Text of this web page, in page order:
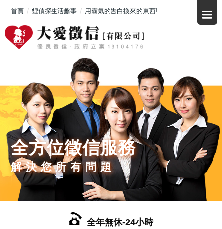
全方位徵信服務
解決您所有問題
全年無休-24小時
首頁 貍偵探生活趣事 用霸氣的告白換來的東西!